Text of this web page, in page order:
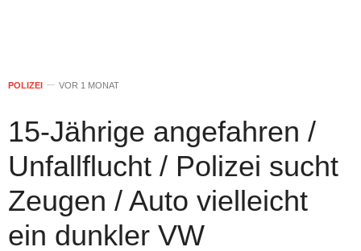
POLIZEI VOR 1 MONAT
15-Jährige angefahren /
Unfallflucht / Polizei sucht
Zeugen / Auto vielleicht
ein dunkler VW